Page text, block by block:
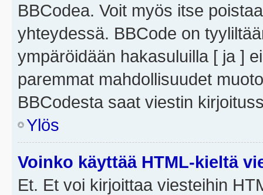
BBCodea. Voit myös itse
yhteydessä. BBCode on
ympäröidään hakasuluilla [ ja ]
paremmat mahdollisuudet
BBCodesta saat viestin
Ylös
Voinko käyttää HTML-kieltä
Et. Et voi kirjoittaa viesteihin